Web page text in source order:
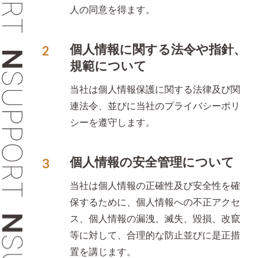
人の同意を得ます。
個人情報に関する法令や指針、
規範について
当社は個人情報保護に関する法律及び関
連法令、並びに当社のプライバシーポリ
シーを遵守します。
個人情報の安全管理について
当社は個人情報の正確性及び安全性を確
保するために、個人情報への不正アクセ
ス、個人情報の漏洩、滅失、毀損、改竄
等に対して、合理的な防止並びに是正措
置を講じます。